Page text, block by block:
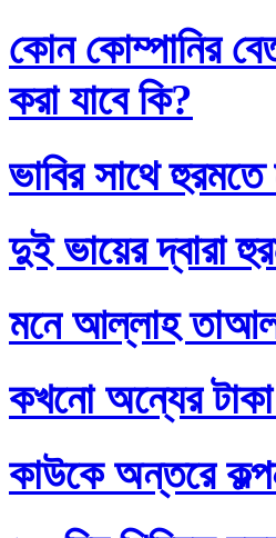
কোন কোম্পানির
করা যাবে কি?
ভাবির সাথে
দুই ভায়ের দ্বারা
মনে আল্লাহ
কখনো অন্যের
কাউকে অন্তরে